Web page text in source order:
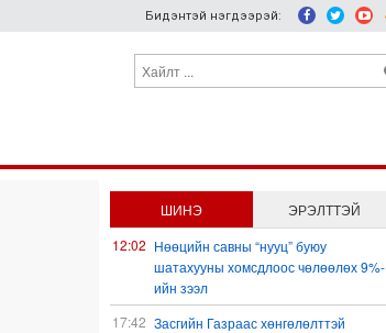
Бидэнтэй нэгдээрэй:
ШИНЭ
ЭРЭЛТТЭЙ
12:02 Нөөцийн савны “нууц” буюу
шатахууны хомсдлоос чөлөөлөх 9%-
ийн зээл
17:42 Засгийн Газраас хөнгөлөлттэй